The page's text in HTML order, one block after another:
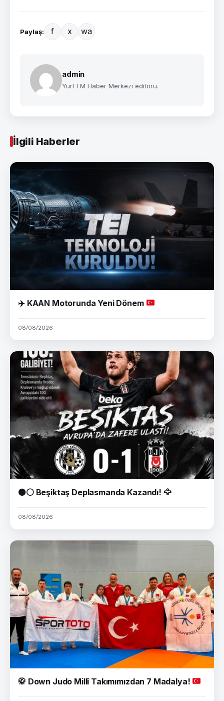
Paylaş: f x wa
admin
Yurt FM Haber Merkezi editörü.
İlgili Haberler
✈️KAAN Motorunda Yeni Dönem
08/08/2026
⚫⚪ Beşiktaş Deplasmanda Kazandı! 🦅
08/08/2026
🥋 Down Judo Millî Takımımızdan 7 Madalya!